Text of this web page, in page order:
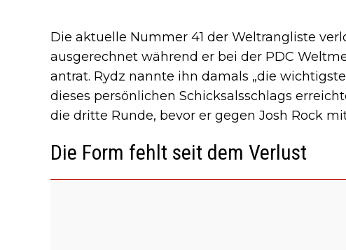
Die aktuelle Nummer 41 der Weltrangliste
ausgerechnet während er bei der PDC
antrat. Rydz nannte ihn damals „die
dieses persönlichen Schicksalsschlags
die dritte Runde, bevor er gegen Josh Rock
Die Form fehlt seit dem Verlust